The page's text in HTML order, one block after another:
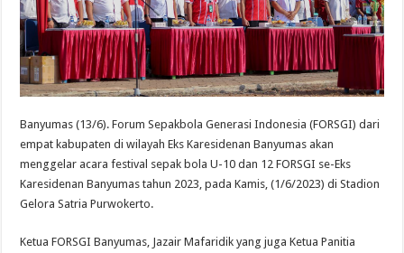
Banyumas (13/6). Forum Sepakbola Generasi Indonesia (FORSGI) dari
empat kabupaten di wilayah Eks Karesidenan Banyumas akan
menggelar acara festival sepak bola U-10 dan 12 FORSGI se-Eks
Karesidenan Banyumas tahun 2023, pada Kamis, (1/6/2023) di Stadion
Gelora Satria Purwokerto.
Ketua FORSGI Banyumas, Jazair Mafaridik yang juga Ketua Panitia